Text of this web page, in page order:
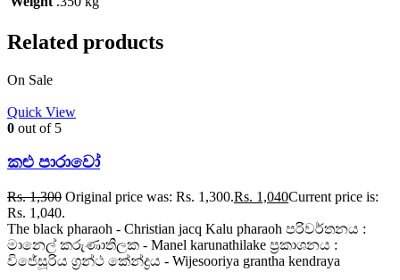
Related products
On Sale
Quick View
0 out of 5
කළු පාරාවෝ
Rs.1,300 Original price was: Rs. 1,300.Rs. 1,040Current price is:
Rs. 1,040.
The black pharaoh - Christian jacq Kalu pharaoh පරිවර්තනය :
මානෙල් කරුණාතිලක - Manel karunathilake ප්‍රකාශනය :
විජේසූරිය ග්‍රන්ථ කේන්ද්‍රය - Wijesooriya grantha kendraya